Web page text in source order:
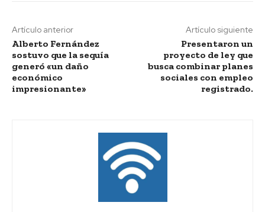
Artículo anterior
Alberto Fernández
sostuvo que la sequía
generó «un daño
económico
impresionante»
Artículo siguiente
Presentaron un
proyecto de ley que
busca combinar planes
sociales con empleo
registrado.